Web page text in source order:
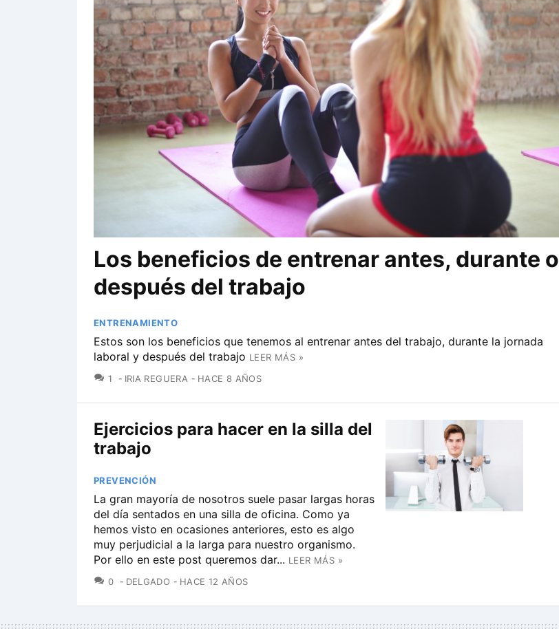
Los beneficios de entrenar antes, durante o
después del trabajo
ENTRENAMIENTO
Estos son los beneficios que tenemos al entrenar antes del trabajo, durante la jornada
laboral y después del trabajo LEER MÁS »
1
COMENTARIOS
IRIA REGUERA HACE 8 AÑOS
Ejercicios para hacer en la silla del
trabajo
PREVENCIÓN
La gran mayoría de nosotros suele pasar largas horas
del día sentados en una silla de oficina. Como ya
hemos visto en ocasiones anteriores, esto es algo
muy perjudicial a la larga para nuestro organismo.
Por ello en este post queremos dar... LEER MÁS »
0 COMENTARIOS
DELGADO HACE 12 AÑOS